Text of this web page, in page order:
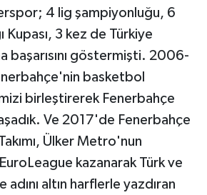
4 lig şampiyonluğu, 6
Kupası, 3 kez de Türkiye
başarısını göstermişti. 2006-
basketbol
birleştirerek Fenerbahçe
Ve 2017'de Fenerbahçe
Ülker Metro'nun
kazanarak Türk ve
altın harflerle yazdıran